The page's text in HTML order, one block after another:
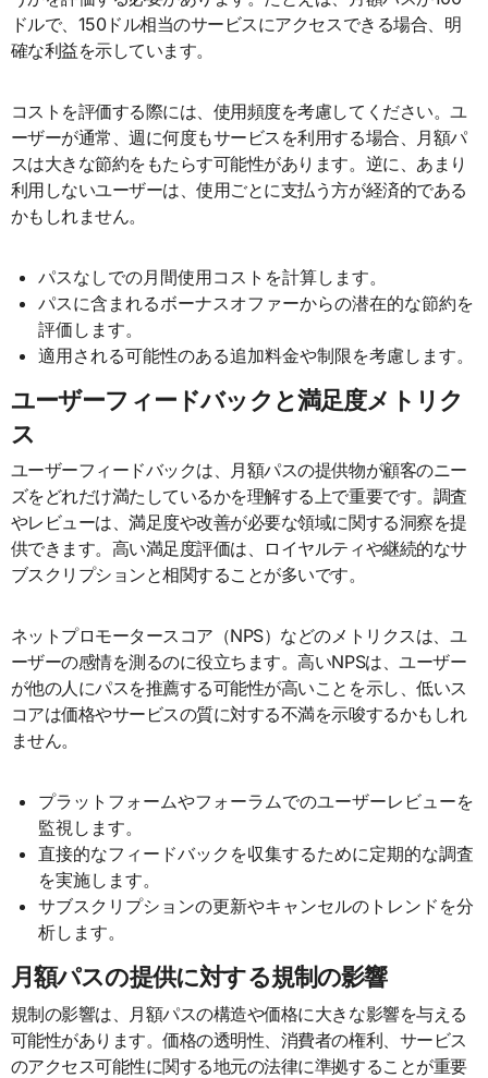
ドルで、150ドル相当のサービスにアクセスできる場合、明
確な利益を示しています。
コストを評価する際には、使用頻度を考慮してください。ユ
ーザーが通常、週に何度もサービスを利用する場合、月額パ
スは大きな節約をもたらす可能性があります。逆に、あまり
利用しないユーザーは、使用ごとに支払う方が経済的である
かもしれません。
パスなしでの月間使用コストを計算します。
パスに含まれるボーナスオファーからの潜在的な節約を
評価します。
適用される可能性のある追加料金や制限を考慮します。
ユーザーフィードバックと満足度メトリク
ス
ユーザーフィードバックは、月額パスの提供物が顧客のニー
ズをどれだけ満たしているかを理解する上で重要です。調査
やレビューは、満足度や改善が必要な領域に関する洞察を提
供できます。高い満足度評価は、ロイヤルティや継続的なサ
ブスクリプションと相関することが多いです。
ネットプロモータースコア（NPS）などのメトリクスは、ユ
ーザーの感情を測るのに役立ちます。高いNPSは、ユーザー
が他の人にパスを推薦する可能性が高いことを示し、低いス
コアは価格やサービスの質に対する不満を示唆するかもしれ
ません。
プラットフォームやフォーラムでのユーザーレビューを
監視します。
直接的なフィードバックを収集するために定期的な調査
を実施します。
サブスクリプションの更新やキャンセルのトレンドを分
析します。
月額パスの提供に対する規制の影響
規制の影響は、月額パスの構造や価格に大きな影響を与える
可能性があります。価格の透明性、消費者の権利、サービス
のアクセス可能性に関する地元の法律に準拠することが重要